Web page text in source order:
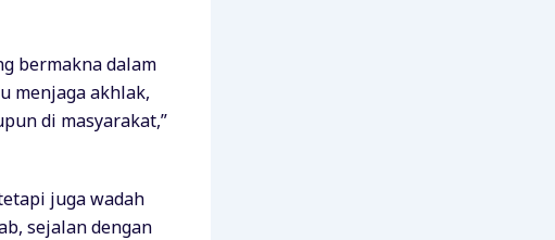
bermakna dalam
menjaga akhlak,
di masyarakat,”
juga wadah
sejalan dengan